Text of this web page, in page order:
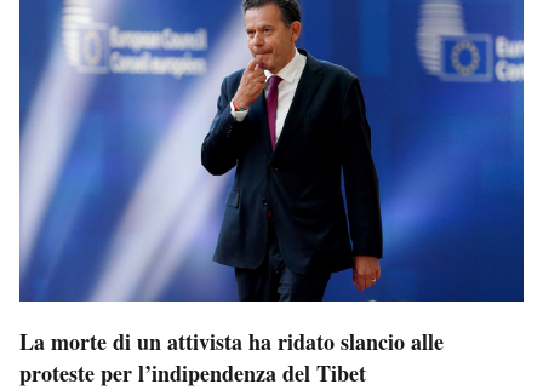
La morte di un attivista ha ridato slancio alle
proteste per l’indipendenza del Tibet